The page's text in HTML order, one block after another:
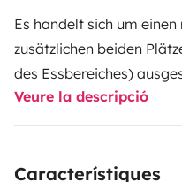
Es handelt sich um
zusätzlichen beiden
des Essbereiches)
Küchenutensilien wie
u.ä. werden mit
Kofferraum. Im
Veure la descripció
Característiques